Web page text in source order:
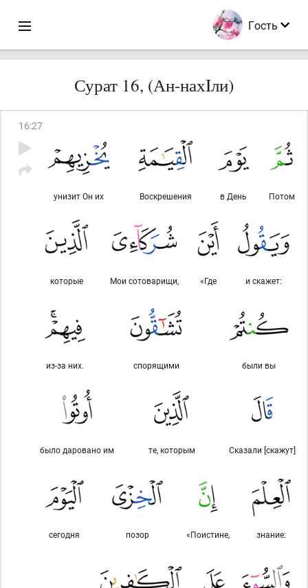
Гость
Сурат 16, (Ан-нахIли)
16:27
Потом
в День
Воскрешения
унизит Он их
и скажет:
«Где
Мои сотоварищи,
которые
были вы
спорящими
из-за них.
Сказали [скажут]
те, которым
было даровано им
знание:
«Поистине,
позор
сегодня